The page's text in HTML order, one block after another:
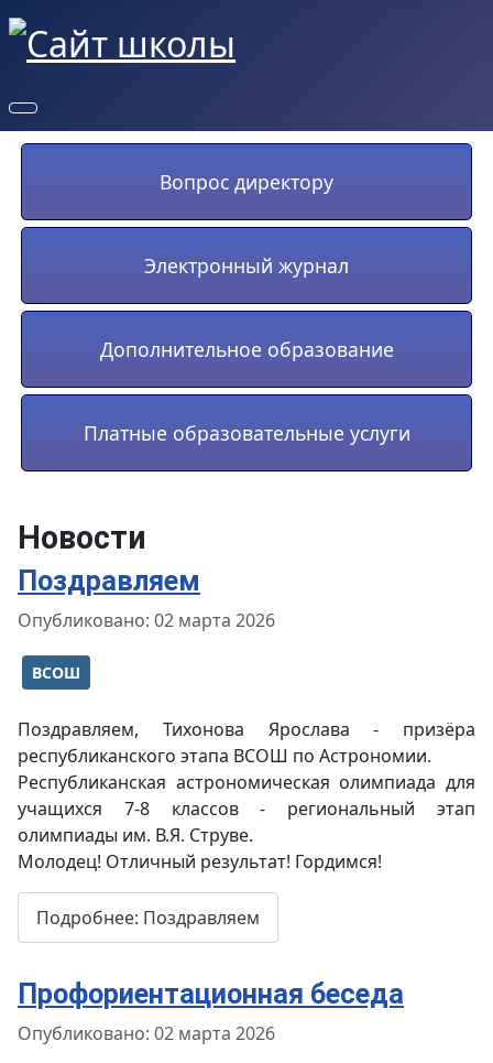
Вопрос директору
Электронный журнал
Дополнительное образование
Платные образовательные услуги
Новости
Поздравляем
Информация о материале
Опубликовано: 02 марта 2026
ВСОШ
Поздравляем, Тихонова Ярослава - призёра
республиканского этапа ВСОШ по Астрономии.
Республиканская астрономическая олимпиада для
учащихся 7-8 классов - региональный этап
олимпиады им. В.Я. Струве.
Молодец! Отличный результат! Гордимся!
Подробнее: Поздравляем
Профориентационная беседа
Информация о материале
Опубликовано: 02 марта 2026